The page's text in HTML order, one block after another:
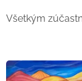
Všetkým